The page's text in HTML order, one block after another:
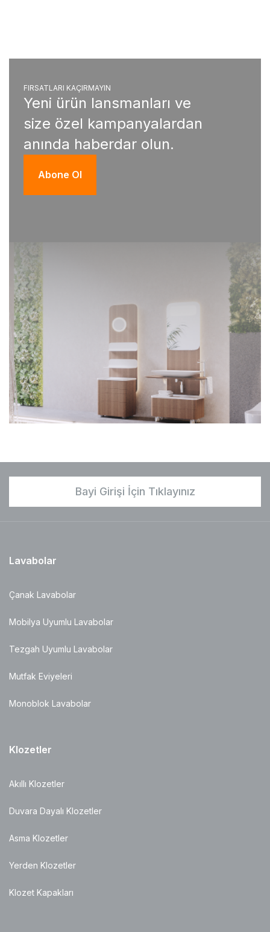
FIRSATLARI KAÇIRMAYIN
Yeni ürün lansmanları ve
size özel kampanyalardan
anında haberdar olun.
Abone Ol
Bayi Girişi İçin Tıklayınız
Lavabolar
Çanak Lavabolar
Mobilya Uyumlu Lavabolar
Tezgah Uyumlu Lavabolar
Mutfak Eviyeleri
Monoblok Lavabolar
Klozetler
Akıllı Klozetler
Duvara Dayalı Klozetler
Asma Klozetler
Yerden Klozetler
Klozet Kapakları